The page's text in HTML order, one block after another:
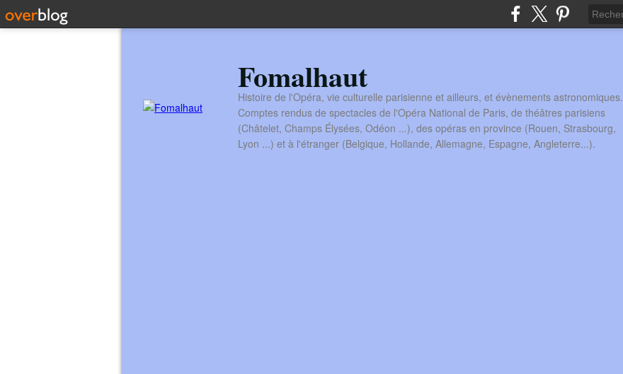
Fomalhaut
Histoire de l'Opéra, vie culturelle parisienne et ailleurs, et évènements astronomiques.
Comptes rendus de spectacles de l'Opéra National de Paris, de théâtres parisiens
(Châtelet, Champs Élysées, Odéon ...), des opéras en province (Rouen, Strasbourg,
Lyon ...) et à l'étranger (Belgique, Hollande, Allemagne, Espagne, Angleterre...).